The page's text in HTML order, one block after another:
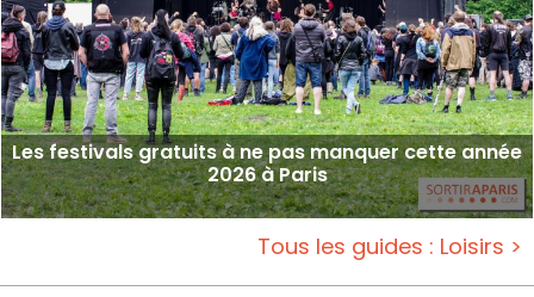
Les festivals gratuits à ne pas manquer cette année
2026 à Paris
Tous les guides : Loisirs >